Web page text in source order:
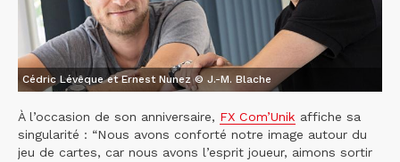
Cédric Lévêque et Ernest Nunez © J.-M. Blache
À l’occasion de son anniversaire, FX Com’Unik affiche sa
singularité : “Nous avons conforté notre image autour du
jeu de cartes, car nous avons l’esprit joueur, aimons sortir